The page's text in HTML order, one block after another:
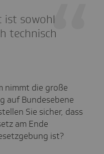
ist sowohl
technisch
nimmt die große
auf Bundesebene
Sie sicher, dass
am Ende
ist?